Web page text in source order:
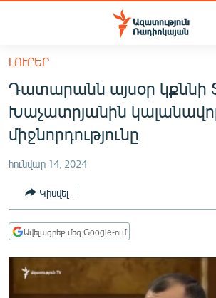
Մատչելիության
հիմնական
բովանդակությանը
Անցնել
հիմնական
մենյուին
ՀԱՅԱՍՏԱՆ
ՔԱՂԱՔԱԿԱՆ
ՀԱՍԱՐԱԿՈՒԹՅՈՒՆ
ՏՆՏԵՍՈՒԹՅՈՒՆ
ՂԱՐԱԲԱՂ
ՊԱՏԵՐԱԶՄԻ 6 ՇԱԲԱԹՆԵՐԸ
ԼՈՒՐԵՐ
Դատարանն այսօր կքննի
Խաչատրյանին
միջնորդությունը
հունվար 14, 2024
Կիսվել
Ավելացրեք մեզ Google-ում